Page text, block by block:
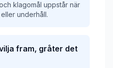
klagomål uppstår när
underhåll.
fram, gråter det